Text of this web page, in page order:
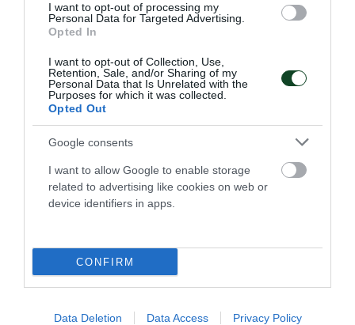
I want to opt-out of processing my
Personal Data for Targeted Advertising.
Opted In
I want to opt-out of Collection, Use,
Retention, Sale, and/or Sharing of my
Personal Data that Is Unrelated with the
Purposes for which it was collected.
Opted Out
Google consents
I want to allow Google to enable storage
related to advertising like cookies on web or
device identifiers in apps.
CONFIRM
Data Deletion Data Access Privacy Policy
Δύο στα δύο με «πράσινη»
σύμβολη
Η Εθνική ομάδα μπάσκετ Κορασίδων έκανε το δύο στα δύο
στο EuroBasket Β' κατηγορίας έχοντας τη Μαριάνθη
Τουλούπη με διψήφιο αριθμό πόντων.